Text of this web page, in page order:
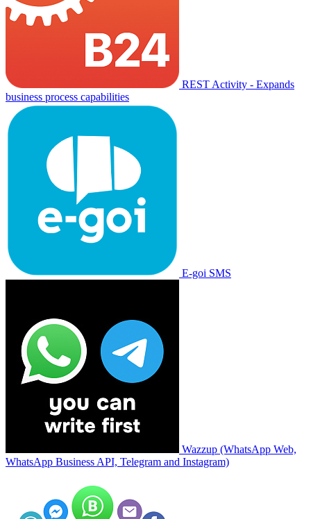
REST Activity - Expands
business process capabilities
E-goi SMS
Wazzup (WhatsApp Web,
WhatsApp Business API, Telegram and Instagram)